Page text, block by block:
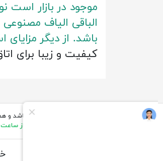
الباقی الیاف
باشد. از دیگر
کیفیت و زیبا برای
قیمت های درج شده در مقابل محصولات بروز میباشد و
شنبه تا چهارشنبه از ساعت 9 الی 17